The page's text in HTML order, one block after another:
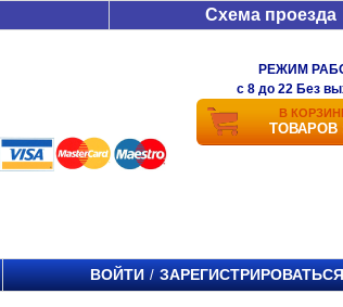
Схема проезда
РЕЖИМ
c 8 до 22 Без
В
ТОВАРОВ
ВОЙТИ / ЗАРЕГИСТРИРОВАТЬСЯ